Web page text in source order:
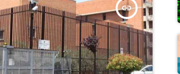
insert_link